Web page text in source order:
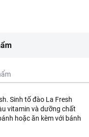
Sinh tố đào La Fresh
vitamin và dưỡng chất
hoặc ăn kèm với bánh